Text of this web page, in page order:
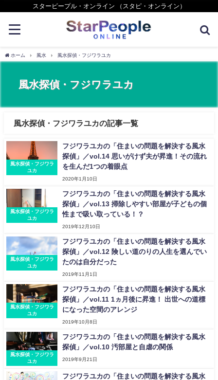
スターピープル・オンライン （スタピ・オンライン）
ホーム 風水 風水探偵・フジワラユカ
風水探偵・フジワラユカ
風水探偵・フジワラユカの記事一覧
風水探偵・フジワラ
ユカ
フジワラユカの「住まいの問題を解決する風水
探偵」／vol.14 思いがけず夫が昇進！その流れ
を生んだ1つの着眼点
2020年1月10日
風水探偵・フジワラ
ユカ
フジワラユカの「住まいの問題を解決する風水
探偵」／vol.13 掃除しやすい部屋が子どもの個
性まで吸い取っている！？
2019年12月10日
風水探偵・フジワラ
ユカ
フジワラユカの「住まいの問題を解決する風水
探偵」／vol.12 険しい道のりの人生を選んでい
たのは自分だった
2019年11月1日
風水探偵・フジワラ
ユカ
フジワラユカの「住まいの問題を解決する風水
探偵」／vol.11 1ヵ月後に昇進！ 出世への道標
になった空間のアレンジ
2019年10月8日
風水探偵・フジワラ
ユカ
フジワラユカの「住まいの問題を解決する風水
探偵」／vol.10 汚部屋と自虐の関係
2019年9月21日
フジワラユカの「住まいの問題を解決する風水